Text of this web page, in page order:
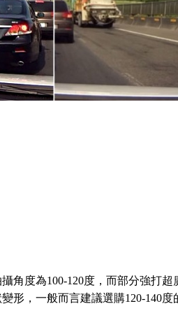
角度為100-120度，而部分強打
形，一般而言建議選購120-140